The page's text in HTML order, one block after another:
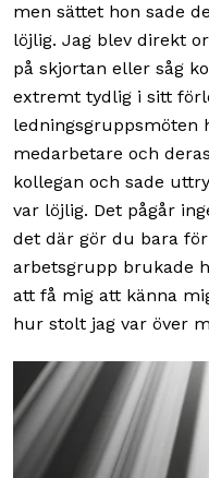
men sättet hon sade
löjlig. Jag blev direkt
på skjortan eller såg
extremt tydlig i sitt
ledningsgruppsmöten
medarbetare och
kollegan och sade
var löjlig. Det pågår
det där gör du bara
arbetsgrupp brukade
att få mig att känna
hur stolt jag var över